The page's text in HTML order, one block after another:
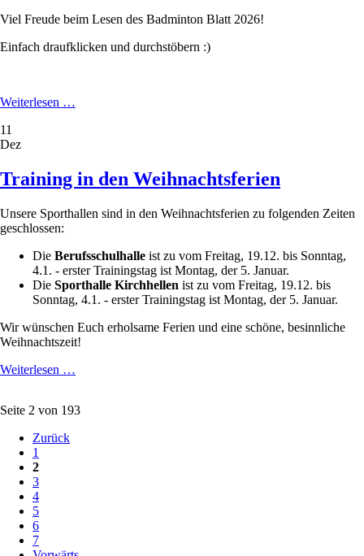
Viel Freude beim Lesen des Badminton Blatt 2026!
Einfach draufklicken und durchstöbern :)
Weiterlesen …
Jubiläumsausgabe
mit
aus
BBG!
11
Dez
Training in den Weihnachtsferien
Unsere Sporthallen sind in den Weihnachtsferien zu folgenden Zeiten
geschlossen:
Die Berufsschulhalle ist zu vom Freitag, 19.12. bis Sonntag,
4.1. - erster Trainingstag ist Montag, der 5. Januar.
Die Sporthalle Kirchhellen ist zu vom Freitag, 19.12. bis
Sonntag, 4.1. - erster Trainingstag ist Montag, der 5. Januar.
Wir wünschen Euch erholsame Ferien und eine schöne, besinnliche
Weihnachtszeit!
Weiterlesen …
Weihnachtsferien
Seite 2 von 193
Zurück
1
2
3
4
5
6
7